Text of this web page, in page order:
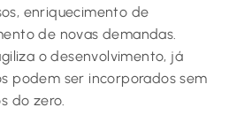
enriquecimento de
de novas demandas.
o desenvolvimento, já
podem ser incorporados sem
do zero.